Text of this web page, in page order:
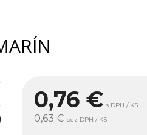
0,76 € s DPH / KS
0,63 € bez DPH / KS